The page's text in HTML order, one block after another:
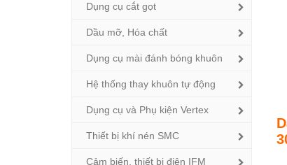
Dụng cụ cắt gọt
Dầu mỡ, Hóa chất
Dụng cụ mài đánh bóng khuôn
Hệ thống thay khuôn tự động
Dụng cụ và Phụ kiện Vertex
Thiết bị khí nén SMC
Cảm biến, thiết bị điện IFM